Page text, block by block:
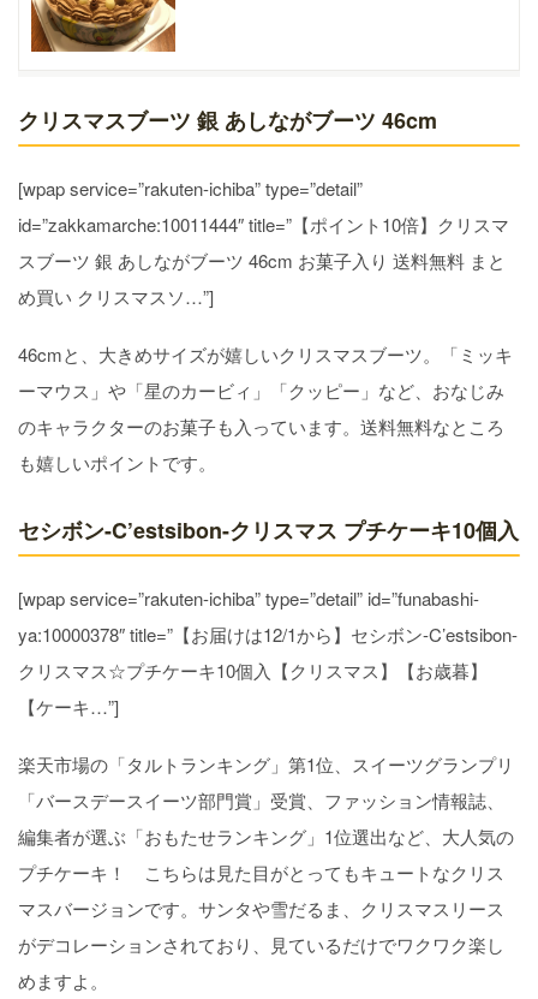
クリスマスブーツ 銀 あしながブーツ 46cm
[wpap service=”rakuten-ichiba” type=”detail”
id=”zakkamarche:10011444″ title=”【ポイント10倍】クリスマ
スブーツ 銀 あしながブーツ 46cm お菓子入り 送料無料 まと
め買い クリスマスソ…”]
46cmと、大きめサイズが嬉しいクリスマスブーツ。「ミッキ
ーマウス」や「星のカービィ」「クッピー」など、おなじみ
のキャラクターのお菓子も入っています。送料無料なところ
も嬉しいポイントです。
セシボン-C’estsibon-クリスマス プチケーキ10個入
[wpap service=”rakuten-ichiba” type=”detail” id=”funabashi-
ya:10000378″ title=”【お届けは12/1から】セシボン-C’estsibon-
クリスマス☆プチケーキ10個入【クリスマス】【お歳暮】
【ケーキ…”]
楽天市場の「タルトランキング」第1位、スイーツグランプリ
「バースデースイーツ部門賞」受賞、ファッション情報誌、
編集者が選ぶ「おもたせランキング」1位選出など、大人気の
プチケーキ！ こちらは見た目がとってもキュートなクリス
マスバージョンです。サンタや雪だるま、クリスマスリース
がデコレーションされており、見ているだけでワクワク楽し
めますよ。